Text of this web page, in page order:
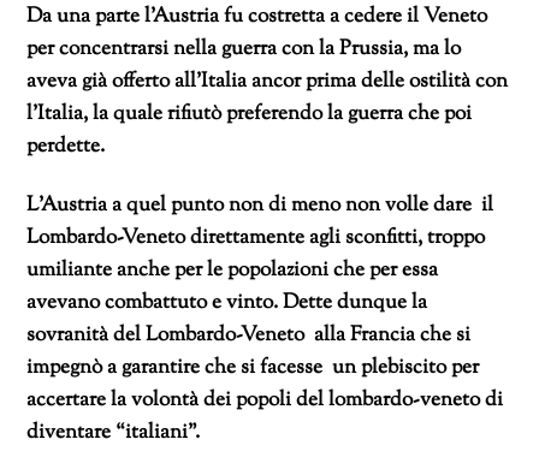
Da una parte l’Austria fu costretta a cedere il Veneto
per concentrarsi nella guerra con la Prussia, ma lo
aveva già offerto all’Italia ancor prima delle ostilità con
l’Italia, la quale rifiutò preferendo la guerra che poi
perdette.
L’Austria a quel punto non di meno non volle dare il
Lombardo-Veneto direttamente agli sconfitti, troppo
umiliante anche per le popolazioni che per essa
avevano combattuto e vinto. Dette dunque la
sovranità del Lombardo-Veneto alla Francia che si
impegnò a garantire che si facesse un plebiscito per
accertare la volontà dei popoli del lombardo-veneto di
diventare “italiani”.